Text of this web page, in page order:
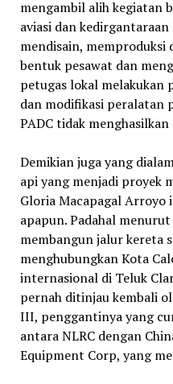
mengambil alih kegiatan
aviasi dan
mendisain, memproduksi
bentuk pesawat dan
petugas lokal melakukan
dan modifikasi peralatan
PADC tidak menghasilkan
Demikian juga yang
api yang menjadi proyek
Gloria Macapagal Arroyo
apapun. Padahal
membangun jalur kereta
menghubungkan Kota
internasional di Teluk
pernah ditinjau kembali
III, penggantinya yang
antara NLRC dengan
Equipment Corp, yang